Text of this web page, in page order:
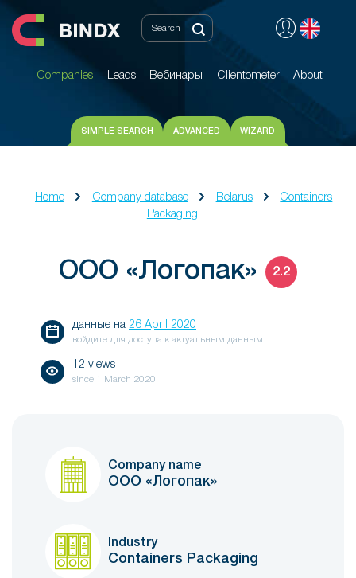
Companies Leads Вебинары Clientometer About
Companies Leads Вебинары Clientometer About
SIMPLE SEARCH ADVANCED WIZARD
Home Company database Belarus
Containers
Packaging
ООО «Логопак» 2.2
данные на 26 April 2020
войдите для доступа к актуальным данным
12 views
since 1 March 2020
Company name
ООО «Логопак»
Industry
Containers Packaging